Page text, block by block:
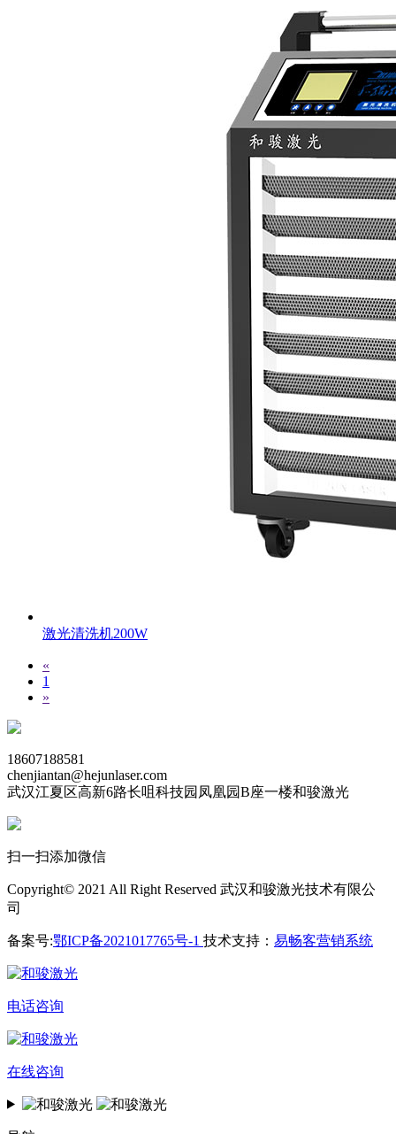
激光清洗机200W
«
1
»
18607188581
chenjiantan@hejunlaser.com
武汉江夏区高新6路长咀科技园凤凰园B座一楼和骏激光
扫一扫添加微信
Copyright© 2021 All Right Reserved 武汉和骏激光技术有限公
司
备案号:鄂ICP备2021017765号-1 技术支持： 易畅客营销系统
电话咨询
在线咨询